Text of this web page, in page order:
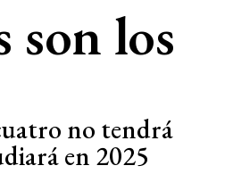
son los
no tendrá
en 2025